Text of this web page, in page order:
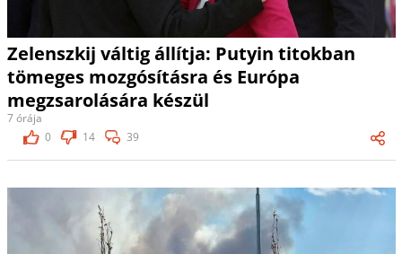
Zelenszkij váltig állítja: Putyin titokban
tömeges mozgósításra és Európa
megzsarolására készül
7 órája
0
14 39